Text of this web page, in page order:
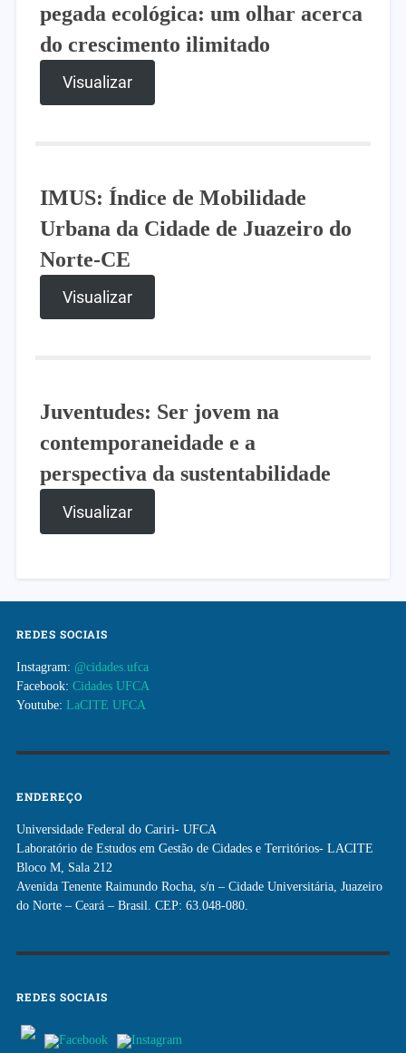
pegada ecológica: um olhar acerca
do crescimento ilimitado
Visualizar
IMUS: Índice de Mobilidade
Urbana da Cidade de Juazeiro do
Norte-CE
Visualizar
Juventudes: Ser jovem na
contemporaneidade e a
perspectiva da sustentabilidade
Visualizar
REDES SOCIAIS
Instagram: @cidades.ufca
Facebook: Cidades UFCA
Youtube: LaCITE UFCA
ENDEREÇO
Universidade Federal do Cariri- UFCA
Laboratório de Estudos em Gestão de Cidades e Territórios- LACITE
Bloco M, Sala 212
Avenida Tenente Raimundo Rocha, s/n – Cidade Universitária, Juazeiro
do Norte – Ceará – Brasil. CEP: 63.048-080.
REDES SOCIAIS